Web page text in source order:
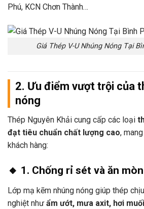
Phú, KCN Chơn Thành…
Giá Thép V-U Nhúng Nóng Tại
2. Ưu điểm vượt trội của
nóng
Thép Nguyên Khải cung cấp các loại
đạt tiêu chuẩn chất lượng cao,
khách hàng:
🔸 1. Chống rỉ sét và ăn
Lớp mạ kẽm nhúng nóng giúp thép
nghiệt như ẩm ướt, mưa axit, hơi